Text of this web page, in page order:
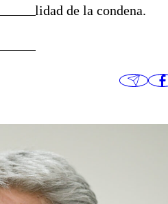
nulidad de la condena.